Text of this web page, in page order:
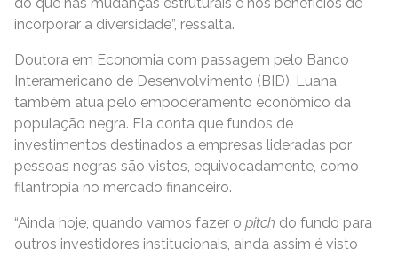
incorporar a diversidade”, ressalta.
Doutora em Economia com passagem pelo Banco
Interamericano de Desenvolvimento (BID), Luana
também atua pelo empoderamento econômico da
população negra. Ela conta que fundos de
investimentos destinados a empresas lideradas por
pessoas negras são vistos, equivocadamente, como
filantropia no mercado financeiro.
“Ainda hoje, quando vamos fazer o pitch do fundo para
outros investidores institucionais, ainda assim é visto